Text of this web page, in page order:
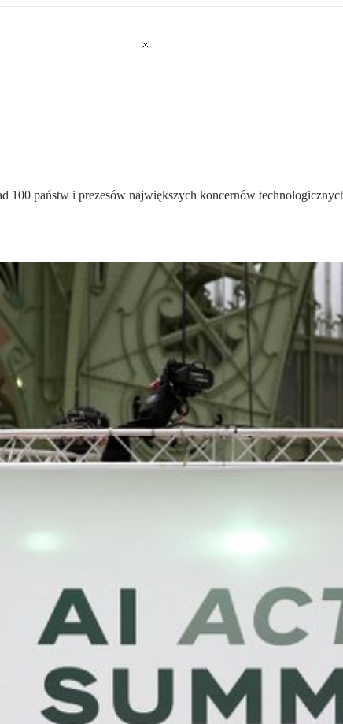
100 państw i prezesów największych koncernów